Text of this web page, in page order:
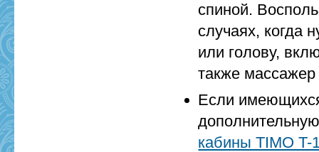
спиной.
случаях, когда
или голову,
также
Если
кабины TIMO T-